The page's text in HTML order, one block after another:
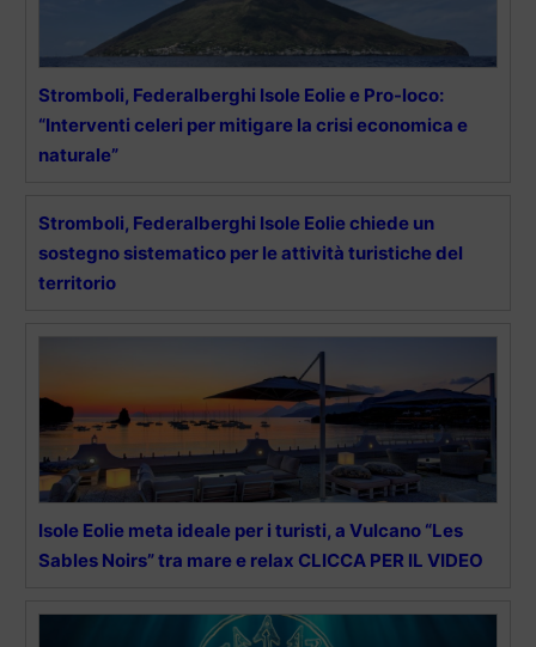
Stromboli, Federalberghi Isole Eolie e Pro-loco:
“Interventi celeri per mitigare la crisi economica e
naturale”
Stromboli, Federalberghi Isole Eolie chiede un
sostegno sistematico per le attività turistiche del
territorio
Isole Eolie meta ideale per i turisti, a Vulcano “Les
Sables Noirs” tra mare e relax CLICCA PER IL VIDEO